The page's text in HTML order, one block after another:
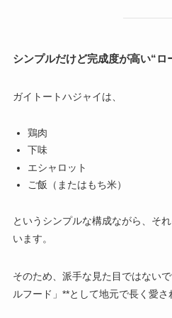
シンプルだけど完成度が高い“ロ
ガイトートハジャイは、
鶏肉
下味
エシャロット
ご飯（またはもち米）
というシンプルな構成ながら、そ
います。
そのため、派手な見た目ではない
ルフード」**として地元で長く愛さ